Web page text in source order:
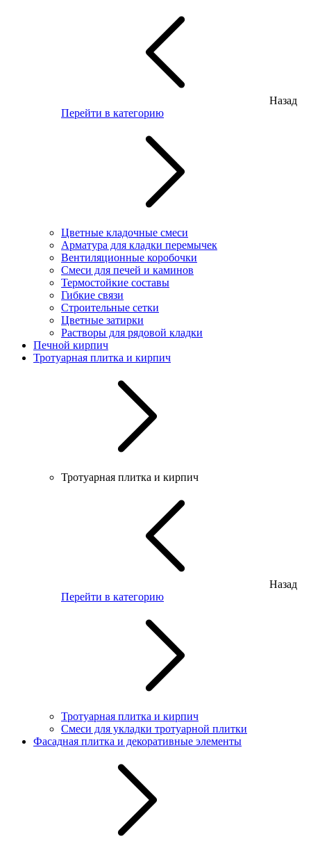
Назад
Перейти в категорию
Цветные кладочные смеси
Арматура для кладки перемычек
Вентиляционные коробочки
Смеси для печей и каминов
Термостойкие составы
Гибкие связи
Строительные сетки
Цветные затирки
Растворы для рядовой кладки
Печной кирпич
Тротуарная плитка и кирпич
Тротуарная плитка и кирпич
Назад
Перейти в категорию
Тротуарная плитка и кирпич
Смеси для укладки тротуарной плитки
Фасадная плитка и декоративные элементы